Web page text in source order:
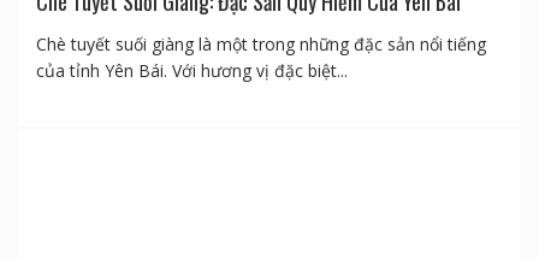
Hướng dẫn chế biến món ngon
Chè Tuyết Suối Giàng: Đặc Sản Quý Hiếm Của Yên Bái